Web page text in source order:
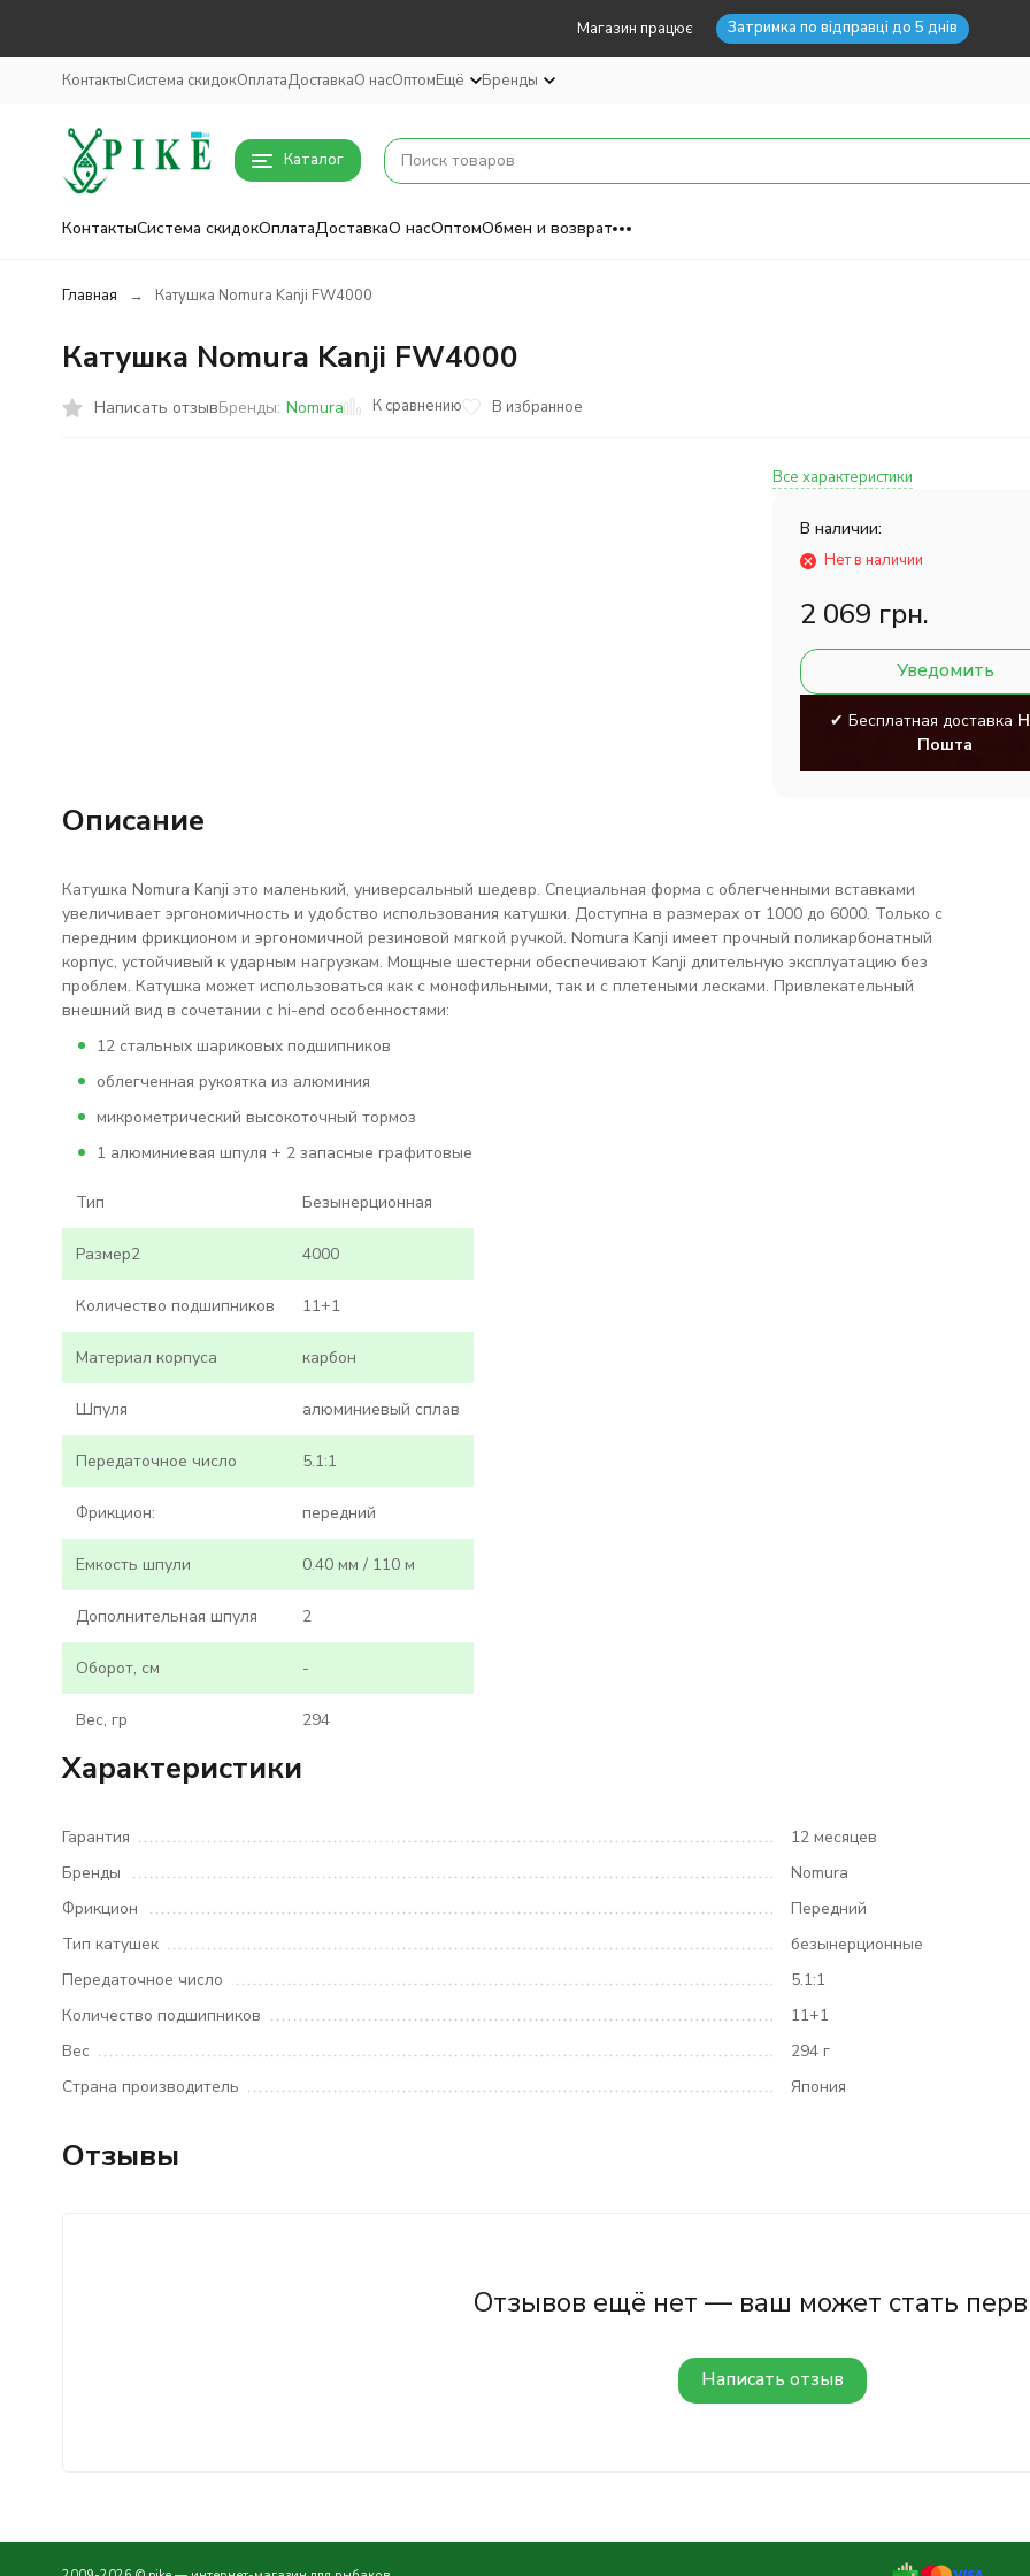
Магазин працює Затримка по відправці до 5 днів
КонтактыСистема скидокОплатаДоставкаО насОптомЕщё Бренды
Каталог
КонтактыСистема скидокОплатаДоставкаО насОптомОбмен и возврат
Главная Катушка Nomura Kanji FW4000
Катушка Nomura Kanji FW4000
Написать отзывБренды: Nomura К сравнению В избранное
Все характеристики
В наличии:
Нет в наличии
2 069 грн.
Уведомить
✔ Бесплатная доставка
Пошта
Описание
Катушка Nomura Kanji это маленький, универсальный шедевр. Специальная форма с облегченными вставками
увеличивает эргономичность и удобство использования катушки. Доступна в размерах от 1000 до 6000. Только с
передним фрикционом и эргономичной резиновой мягкой ручкой. Nomura Kanji имеет прочный поликарбонатный
корпус, устойчивый к ударным нагрузкам. Мощные шестерни обеспечивают Kanji длительную эксплуатацию без
проблем. Катушка может использоваться как с монофильными, так и с плетеными лесками. Привлекательный
внешний вид в сочетании с hi-end особенностями:
12 стальных шариковых подшипников
облегченная рукоятка из алюминия
микрометрический высокоточный тормоз
1 алюминиевая шпуля + 2 запасные графитовые
Тип Безынерционная
Размер2 4000
Количество подшипников 11+1
Материал корпуса карбон
Шпуля алюминиевый сплав
Передаточное число 5.1:1
Фрикцион: передний
Емкость шпули 0.40 мм / 110 м
Дополнительная шпуля 2
Оборот, см -
Вес, гр 294
Характеристики
Гарантия
12 месяцев
Бренды
Nomura
Фрикцион
Передний
Тип катушек
безынерционные
Передаточное число
5.1:1
Количество подшипников
11+1
Вес
294 г
Страна производитель
Япония
Отзывы
Отзывов ещё нет — ваш может стать
Написать отзыв